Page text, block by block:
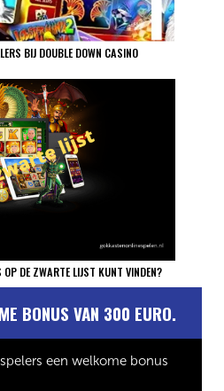
BIJ DOUBLE DOWN CASINO
OP DE ZWARTE LIJST KUNT VINDEN?
BONUS VAN 300 EURO.
een welkome bonus